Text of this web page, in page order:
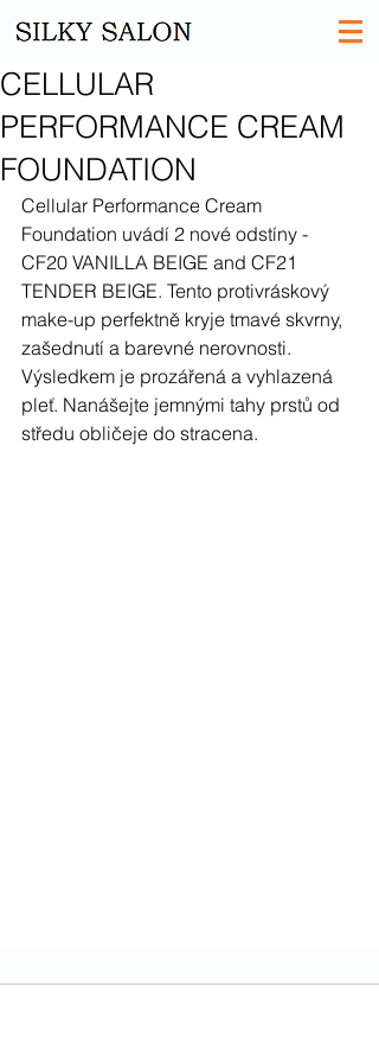
CELLULAR
PERFORMANCE CREAM
FOUNDATION
Cellular Performance Cream
Foundation uvádí 2 nové odstíny -
CF20 VANILLA BEIGE and CF21
TENDER BEIGE. Tento protivráskový
make-up perfektně kryje tmavé skvrny,
zašednutí a barevné nerovnosti.
Výsledkem je prozářená a vyhlazená
pleť. Nanášejte jemnými tahy prstů od
středu obličeje do stracena.